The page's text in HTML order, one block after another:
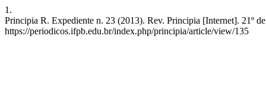
1.
Principia R. Expediente n. 23 (2013). Rev. Principia [Internet]. 21º
https://periodicos.ifpb.edu.br/index.php/principia/article/view/135